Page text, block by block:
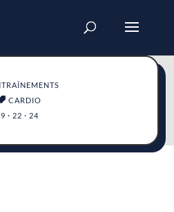
CARDIO
9 · 22 · 24